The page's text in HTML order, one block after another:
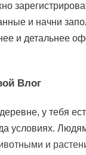
и начни
и детальнее
Влог
у тебя
условиях.
и